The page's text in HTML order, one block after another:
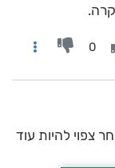
0
גלי חום היום בסין הגיעו עד 50.7 ומחר צפוי להיות עוד